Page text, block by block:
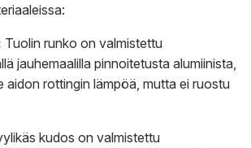
Tuolin runko on valmistettu
jauhemaalilla pinnoitetusta alumiinista,
aidon rottingin lämpöä, mutta ei ruostu
kudos on valmistettu